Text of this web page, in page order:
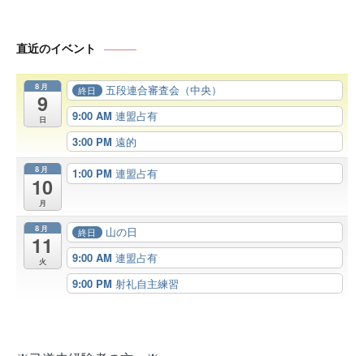
直近のイベント
8月
9
日
終日
五段連合審査会（中央）
9:00 AM 連盟占有
3:00 PM 遠的
8月
10
月
1:00 PM 連盟占有
8月
11
火
終日
山の日
9:00 AM 連盟占有
9:00 PM 射礼自主練習